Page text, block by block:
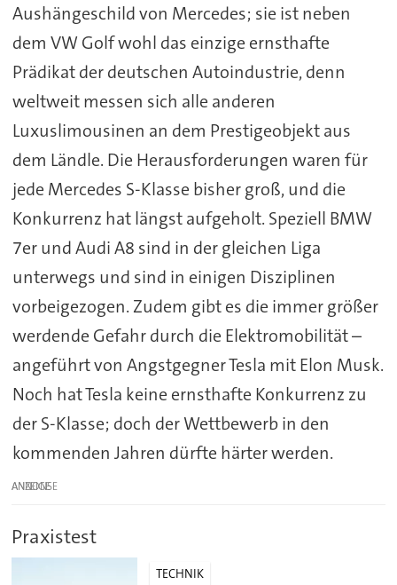
Aushängeschild von Mercedes; sie ist neben
dem VW Golf wohl das einzige ernsthafte
Prädikat der deutschen Autoindustrie, denn
weltweit messen sich alle anderen
Luxuslimousinen an dem Prestigeobjekt aus
dem Ländle. Die Herausforderungen waren für
jede Mercedes S-Klasse bisher groß, und die
Konkurrenz hat längst aufgeholt. Speziell BMW
7er und Audi A8 sind in der gleichen Liga
unterwegs und sind in einigen Disziplinen
vorbeigezogen. Zudem gibt es die immer größer
werdende Gefahr durch die Elektromobilität –
angeführt von Angstgegner Tesla mit Elon Musk.
Noch hat Tesla keine ernsthafte Konkurrenz zu
der S-Klasse; doch der Wettbewerb in den
kommenden Jahren dürfte härter werden.
ANZEIGE
Praxistest
TECHNIK